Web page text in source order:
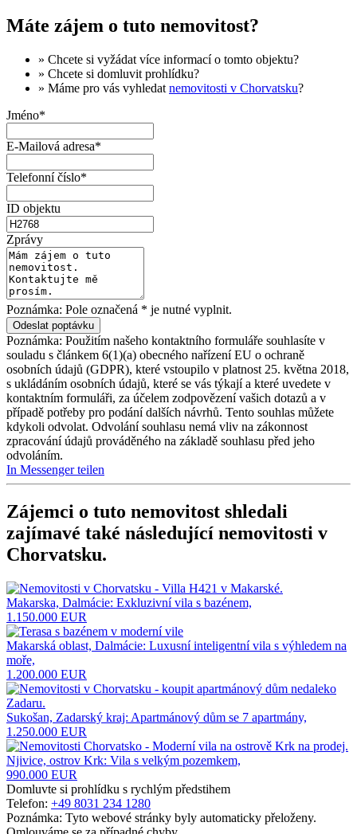
Máte zájem o tuto nemovitost?
» Chcete si vyžádat více informacío tomto objektu?
» Chcete si domluvit prohlídku?
» Máme pro vás vyhledat nemovitosti v Chorvatsku?
Jméno*
E-Mailová adresa*
Telefonní číslo*
ID objektu
Zprávy
Poznámka: Pole označená * je nutné vyplnit.
Poznámka: Použitím našeho kontaktního formuláře souhlasíte v
souladu s článkem 6(1)(a) obecného nařízení EU o ochraně
osobních údajů (GDPR), které vstoupilo v platnost 25. května 2018,
s ukládáním osobních údajů, které se vás týkají a které uvedete v
kontaktním formuláři, za účelem zodpovězení vašich dotazů a v
případě potřeby pro podání dalších návrhů. Tento souhlas můžete
kdykoli odvolat. Odvolání souhlasu nemá vliv na zákonnost
zpracování údajů prováděného na základě souhlasu před jeho
odvoláním.
In Messenger teilen
Zájemci o tuto nemovitost shledali
zajímavé také následující nemovitosti v
Chorvatsku.
Makarska, Dalmácie: Exkluzivní vila s bazénem,
1.150.000 EUR
Makarská oblast, Dalmácie: Luxusní inteligentní vila s výhledem na
moře,
1.200.000 EUR
Sukošan, Zadarský kraj: Apartmánový dům se 7 apartmány,
1.250.000 EUR
Njivice, ostrov Krk: Vila s velkým pozemkem,
990.000 EUR
Domluvte si prohlídku s rychlým předstihem
Telefon: +49 8031 234 1280
Poznámka: Tyto webové stránky byly automaticky přeloženy.